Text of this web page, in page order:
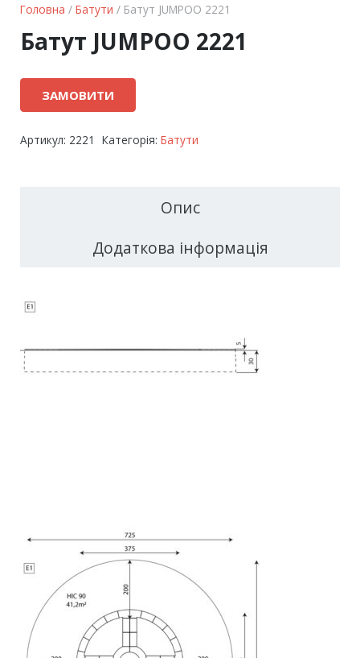
Головна / Батути / Батут JUMPOO 2221
Батут JUMPOO 2221
ЗАМОВИТИ
Артикул: 2221 Категорія: Батути
Опис
Додаткова інформація